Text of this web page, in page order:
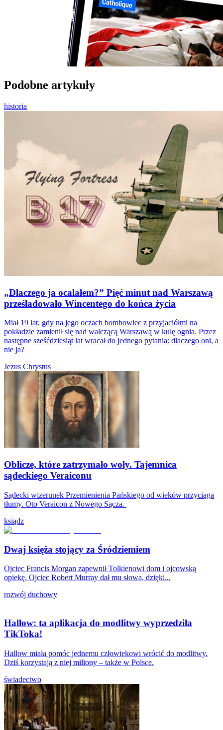
Podobne artykuły
historia
„Dlaczego ja ocalałem?” Pięć minut nad Warszawą
prześladowało Wincentego do końca życia
Miał 19 lat, gdy na jego oczach bombowiec z przyjaciółmi na
pokładzie zamienił się nad walczącą Warszawą w kulę ognia. Przez
następne sześćdziesiąt lat wracał do jednego pytania: dlaczego oni, a
nie ja?
Jezus Chrystus
Oblicze, które zatrzymało woły. Tajemnica
sądeckiego Veraiconu
Sądecki wizerunek Przemienienia Pańskiego od wieków przyciąga
tłumy. Oto Veraicon z Nowego Sącza.
ksiądz
Dwaj księża stojący za Śródziemiem
Ojciec Francis Morgan zapewnił Tolkienowi dom i ojcowską
opiekę. Ojciec Robert Murray dał mu słowa, dzięki...
rozwój duchowy
Hallow: ta aplikacja do modlitwy wyprzedziła
TikToka!
Hallow miała pomóc jednemu człowiekowi wrócić do modlitwy.
Dziś korzystają z niej miliony – także w Polsce.
świadectwo